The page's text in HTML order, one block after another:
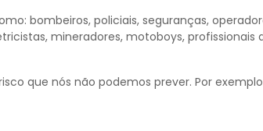
bombeiros, policiais, seguranças,
mineradores, motoboys, profissionais
que nós não podemos prever. Por